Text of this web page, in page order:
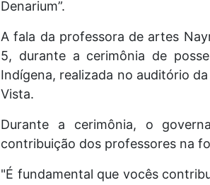
Denarium”.
A fala da professora de artes
5, durante a cerimônia de
Indígena, realizada no auditório
Vista.
Durante a cerimônia, o
contribuição dos professores na
"É fundamental que vocês